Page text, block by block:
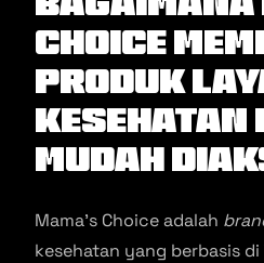
Choice
Produk
Kesehatan
Mudah
Mama’s Choice adalah
kesehatan yang berbasis